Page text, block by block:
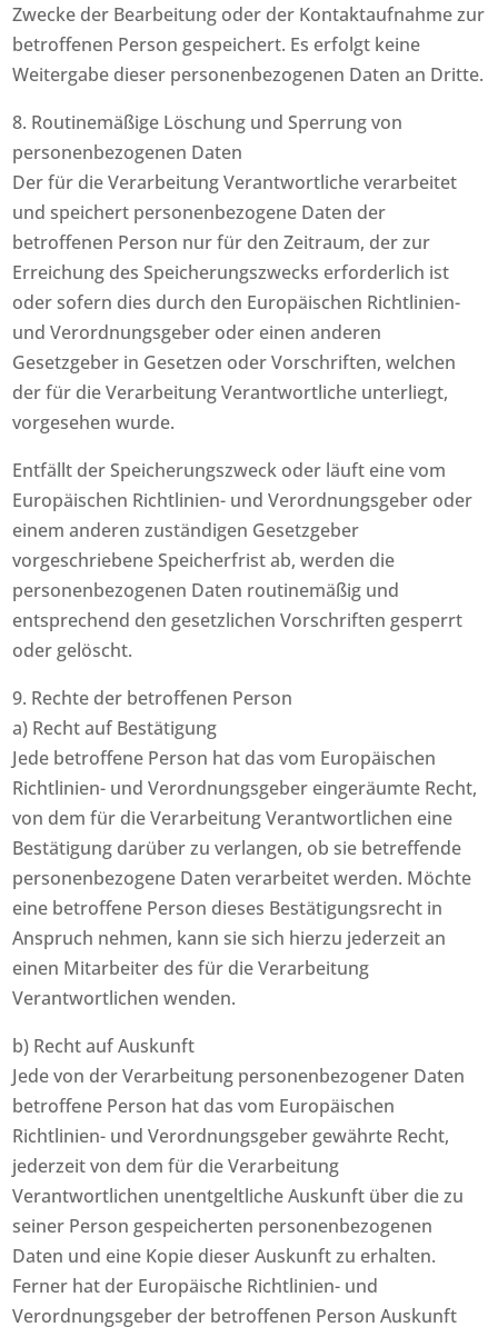
Zwecke der Bearbeitung oder der Kontaktaufnahme zur
betroffenen Person gespeichert. Es erfolgt keine
Weitergabe dieser personenbezogenen Daten an Dritte.
8. Routinemäßige Löschung und Sperrung von
personenbezogenen Daten
Der für die Verarbeitung Verantwortliche verarbeitet
und speichert personenbezogene Daten der
betroffenen Person nur für den Zeitraum, der zur
Erreichung des Speicherungszwecks erforderlich ist
oder sofern dies durch den Europäischen Richtlinien-
und Verordnungsgeber oder einen anderen
Gesetzgeber in Gesetzen oder Vorschriften, welchen
der für die Verarbeitung Verantwortliche unterliegt,
vorgesehen wurde.
Entfällt der Speicherungszweck oder läuft eine vom
Europäischen Richtlinien- und Verordnungsgeber oder
einem anderen zuständigen Gesetzgeber
vorgeschriebene Speicherfrist ab, werden die
personenbezogenen Daten routinemäßig und
entsprechend den gesetzlichen Vorschriften gesperrt
oder gelöscht.
9. Rechte der betroffenen Person
a) Recht auf Bestätigung
Jede betroffene Person hat das vom Europäischen
Richtlinien- und Verordnungsgeber eingeräumte Recht,
von dem für die Verarbeitung Verantwortlichen eine
Bestätigung darüber zu verlangen, ob sie betreffende
personenbezogene Daten verarbeitet werden. Möchte
eine betroffene Person dieses Bestätigungsrecht in
Anspruch nehmen, kann sie sich hierzu jederzeit an
einen Mitarbeiter des für die Verarbeitung
Verantwortlichen wenden.
b) Recht auf Auskunft
Jede von der Verarbeitung personenbezogener Daten
betroffene Person hat das vom Europäischen
Richtlinien- und Verordnungsgeber gewährte Recht,
jederzeit von dem für die Verarbeitung
Verantwortlichen unentgeltliche Auskunft über die zu
seiner Person gespeicherten personenbezogenen
Daten und eine Kopie dieser Auskunft zu erhalten.
Ferner hat der Europäische Richtlinien- und
Verordnungsgeber der betroffenen Person Auskunft